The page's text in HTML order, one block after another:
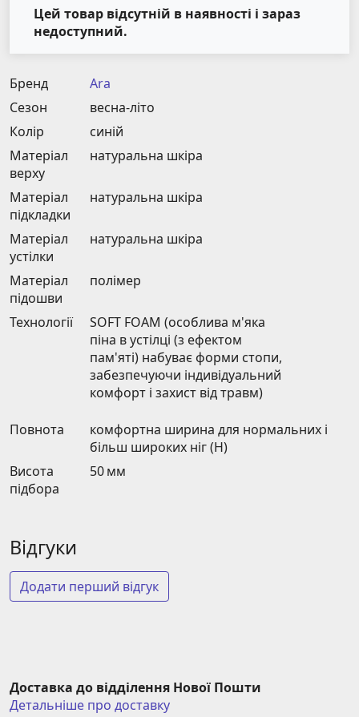
Цей товар відсутній в наявності і зараз
недоступний.
Бренд
Ara
Сезон
весна-літо
Колір
синій
Матеріал
верху
натуральна шкіра
Матеріал
підкладки
натуральна шкіра
Матеріал
устілки
натуральна шкіра
Матеріал
підошви
полімер
Технології
SOFT FOAM (особлива м'яка
піна в устілці (з ефектом
пам'яті) набуває форми стопи,
забезпечуючи індивідуальний
комфорт і захист від травм)
Повнота
комфортна ширина для нормальних і
більш широких ніг (H)
Висота
підбора
50 мм
Відгуки
Додати перший відгук
Доставка до відділення Нової Пошти
Детальніше про доставку